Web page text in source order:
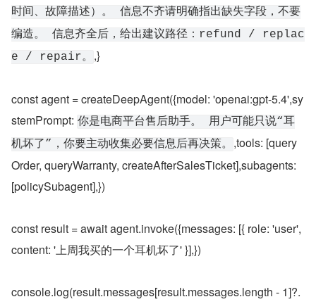
时间、故障描述）。 信息不齐请明确指出缺失字段，不要
编造。 信息齐全后，给出建议路径：refund / replac
e / repair。
,}
const agent = createDeepAgent({model: 'openai:gpt-5.4',sy
stemPrompt: 你是电商平台售后助手。 用户可能只说“耳
机坏了”，你要主动收集必要信息后再决策。
,tools: [query
Order, queryWarranty, createAfterSalesTicket],subagents:
[policySubagent],})
const result = await agent.invoke({messages: [{ role: 'user',
content: '上周我买的一个耳机坏了' }],})
console.log(result.messages[result.messages.length - 1]?.